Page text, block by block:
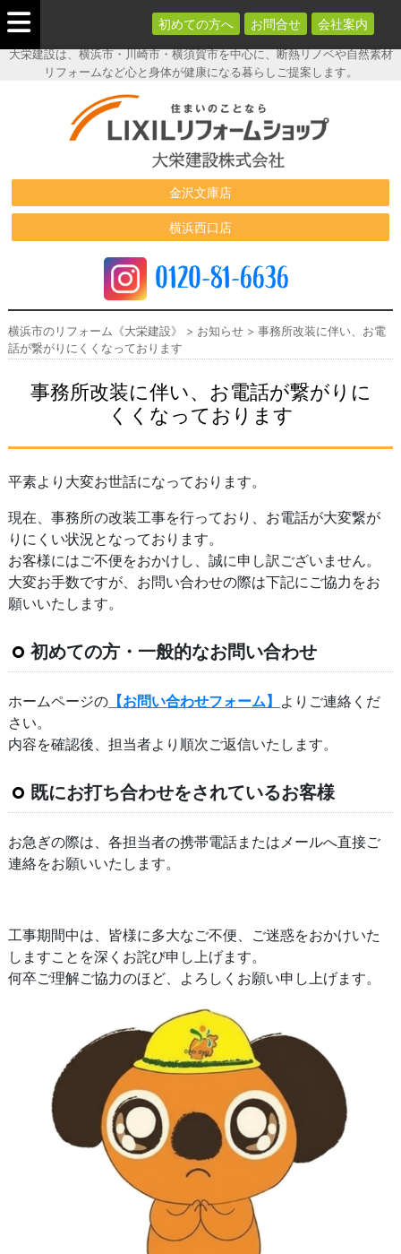
大栄建設は、横浜市・川崎市・横須賀市を中心に、断熱リノベや自然素材
リフォームなど心と身体が健康になる暮らしご提案します。
横浜市のリフ
ォーム《大栄
建設》
金沢文庫店
横浜西口店
0120-81-6636
初めての方へ お問合せ 会社案内
横浜市のリフォーム《大栄建設》 > お知らせ> 事務所改装に伴い、お電
話が繋がりにくくなっております
事務所改装に伴い、お電話が繋がりに
くくなっております
平素より大変お世話になっております。
現在、事務所の改装工事を行っており、お電話が大変繋が
りにくい状況となっております。
お客様にはご不便をおかけし、誠に申し訳ございません。
大変お手数ですが、お問い合わせの際は下記にご協力をお
願いいたします。
初めての方・一般的なお問い合わせ
ホームページの【お問い合わせフォーム】
よりご連絡くだ
さい。
内容を確認後、担当者より順次ご返信いたします。
既にお打ち合わせをされているお客様
お急ぎの際は、各担当者の携帯電話またはメールへ直接ご
連絡をお願いいたします。
工事期間中は、皆様に多大なご不便、ご迷惑をおかけいた
しますことを深くお詫び申し上げます。
何卒ご理解ご協力のほど、よろしくお願い申し上げます。